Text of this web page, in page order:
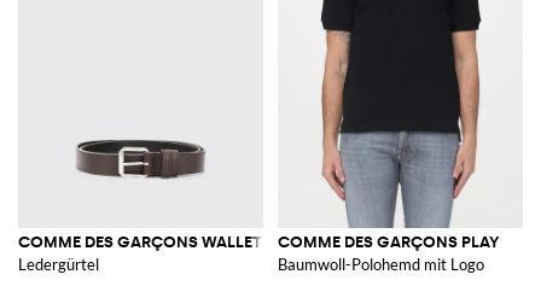
COMME DES GARÇONS WALLET
Ledergürtel
COMME DES GARÇONS PLAY
Baumwoll-Polohemd mit Logo